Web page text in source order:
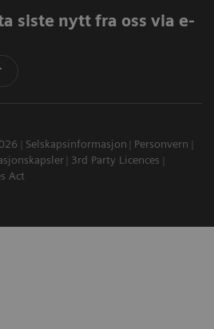
siste nytt fra oss via e-
Selskapsinformasjon
Personvern
3rd Party Licences
Act